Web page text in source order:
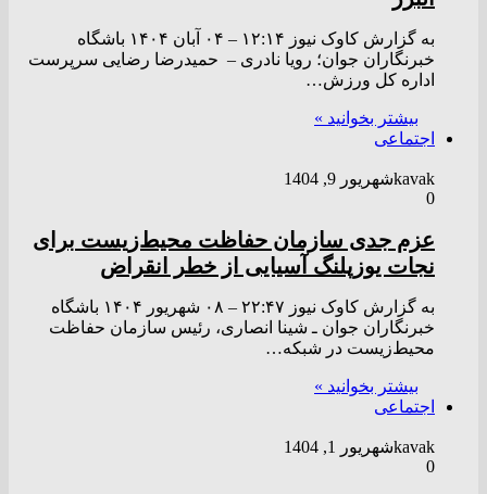
به گزارش کاوک نیوز ۱۲:۱۴ – ۰۴ آبان ۱۴۰۴ باشگاه
خبرنگاران جوان؛ رویا نادری – حمیدرضا رضایی سرپرست
اداره کل ورزش…
بیشتر بخوانید »
اجتماعی
kavakشهریور 9, 1404
0
عزم جدی سازمان حفاظت محیط‌زیست برای
نجات یوزپلنگ آسیایی از خطر انقراض
به گزارش کاوک نیوز ۲۲:۴۷ – ۰۸ شهريور ۱۴۰۴ باشگاه
خبرنگاران جوان ـ شینا انصاری، رئیس سازمان حفاظت
محیط‌زیست در شبکه…
بیشتر بخوانید »
اجتماعی
kavakشهریور 1, 1404
0